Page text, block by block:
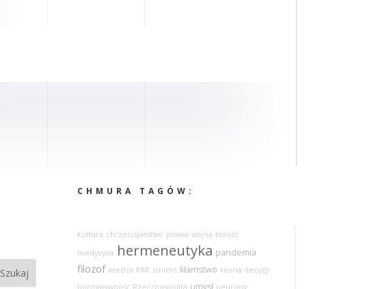
CHMURA TAGÓW:
kultura chrześcijaństwo prawo wojna miłość
medycyna hermeneutyka pandemia
filozof wiedza RMI śmierć kłamstwo teoria decyzji
normatywność Rzeczpospolita umysł neurony